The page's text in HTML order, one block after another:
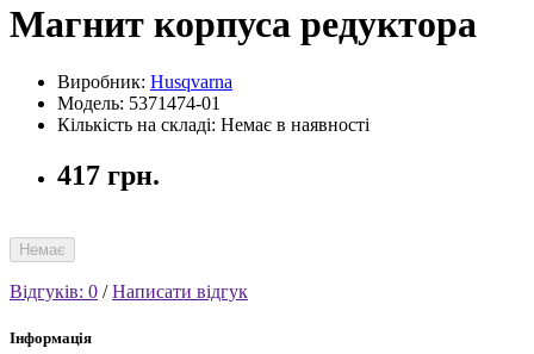
Магнит корпуса редуктора
Виробник: Husqvarna
Модель: 5371474-01
Кількість на складі: Немає в наявності
417 грн.
Немає
Відгуків: 0 /Написати відгук
Інформація